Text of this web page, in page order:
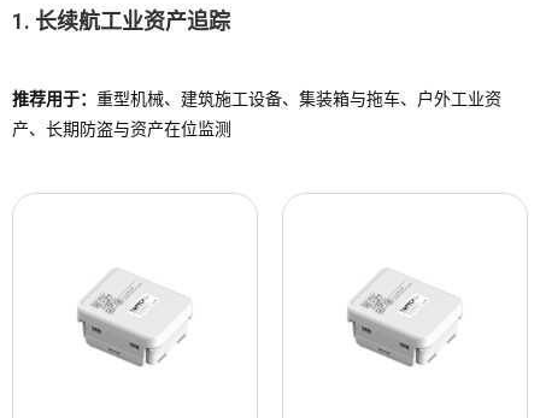
1. 长续航工业资产追踪
推荐用于： 重型机械、建筑施工设备、集装箱与拖车、户外工业资
产、长期防盗与资产在位监测